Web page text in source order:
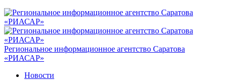
Региональное информационное агентство Саратова
«РИАСАР»
Новости